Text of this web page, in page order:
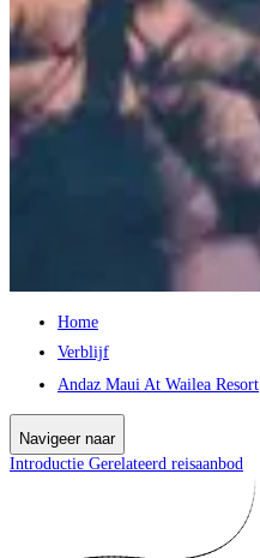
Home
Verblijf
Andaz Maui At Wailea Resort
Navigeer naar
Introductie Gerelateerd reisaanbod